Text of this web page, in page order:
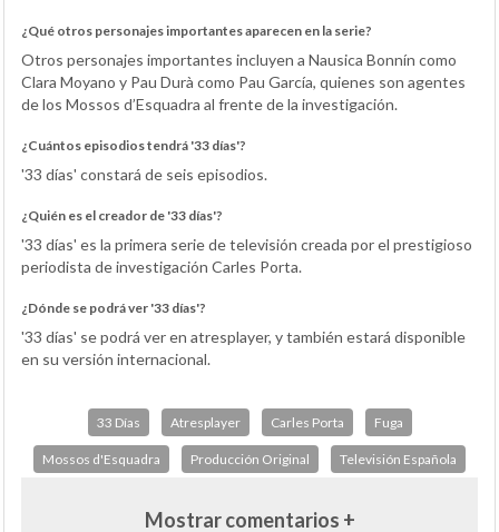
¿Qué otros personajes importantes aparecen en la serie?
Otros personajes importantes incluyen a Nausica Bonnín como
Clara Moyano y Pau Durà como Pau García, quienes son agentes
de los Mossos d’Esquadra al frente de la investigación.
¿Cuántos episodios tendrá '33 días'?
'33 días' constará de seis episodios.
¿Quién es el creador de '33 días'?
'33 días' es la primera serie de televisión creada por el prestigioso
periodista de investigación Carles Porta.
¿Dónde se podrá ver '33 días'?
'33 días' se podrá ver en atresplayer, y también estará disponible
en su versión internacional.
33 Días Atresplayer Carles Porta Fuga
Mossos d'Esquadra Producción Original Televisión Española
Mostrar comentarios +